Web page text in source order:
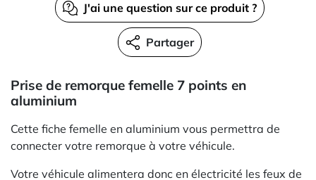
J'ai une question sur ce produit ?
Partager
Prise de remorque femelle 7 points en
aluminium
Cette fiche femelle en aluminium vous permettra de
connecter votre remorque à votre véhicule.
Votre véhicule alimentera donc en électricité les feux de